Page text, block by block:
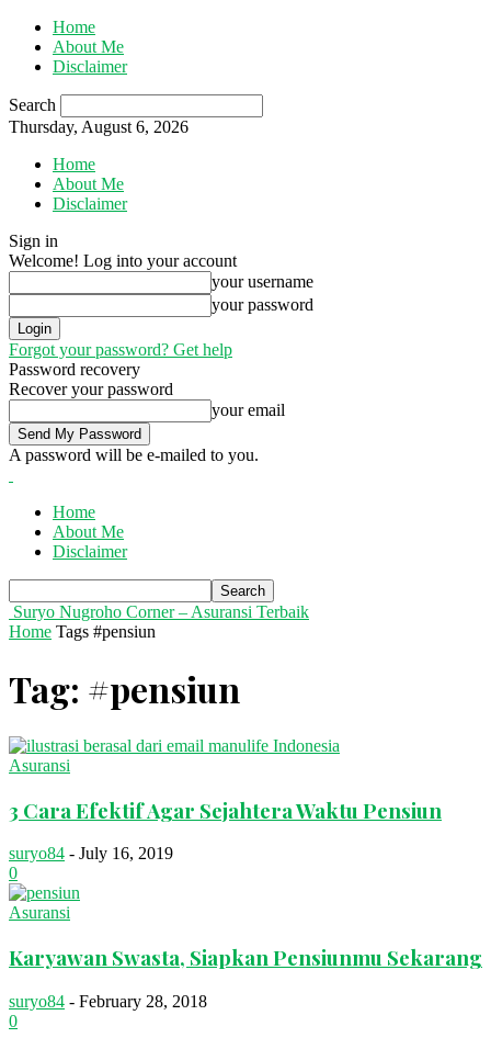
Home
About Me
Disclaimer
Search
Thursday, August 6, 2026
Home
About Me
Disclaimer
Sign in
Welcome! Log into your account
your username
your password
Forgot your password? Get help
Password recovery
Recover your password
your email
A password will be e-mailed to you.
Home
About Me
Disclaimer
Suryo Nugroho Corner – Asuransi Terbaik
Home Tags #pensiun
Tag: #pensiun
Asuransi
3 Cara Efektif Agar Sejahtera Waktu Pensiun
suryo84 - July 16, 2019
0
Asuransi
Karyawan Swasta, Siapkan Pensiunmu Sekarang
suryo84 - February 28, 2018
0